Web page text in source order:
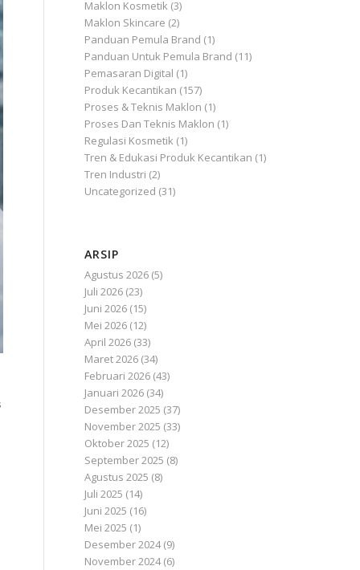
Maklon Kosmetik (3)
Maklon Skincare (2)
Panduan Pemula Brand (1)
Panduan Untuk Pemula Brand (11)
Pemasaran Digital (1)
Produk Kecantikan (157)
Proses & Teknis Maklon (1)
Proses Dan Teknis Maklon (1)
Regulasi Kosmetik (1)
Tren & Edukasi Produk Kecantikan (1)
Tren Industri (2)
Uncategorized (31)
ARSIP
Agustus 2026 (5)
Juli 2026 (23)
Juni 2026 (15)
Mei 2026 (12)
April 2026 (33)
Maret 2026 (34)
Februari 2026 (43)
Januari 2026 (34)
Desember 2025 (37)
November 2025 (33)
Oktober 2025 (12)
September 2025 (8)
Agustus 2025 (8)
Juli 2025 (14)
Juni 2025 (16)
Mei 2025 (1)
Desember 2024(9)
November 2024(6)